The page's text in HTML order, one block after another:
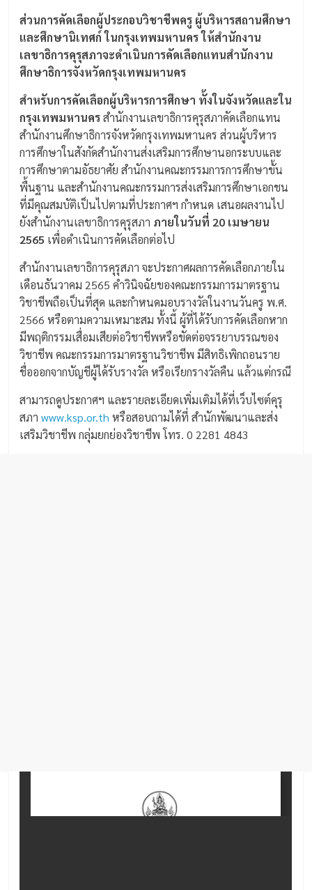
ส่วนการคัดเลือกผู้ประกอบวิชาชีพครู ผู้บริหารสถานศึกษา
และศึกษานิเทศก์ ในกรุงเทพมหานคร ให้สำนักงาน
เลขาธิการคุรุสภาจะดำเนินการคัดเลือกแทนสำนักงาน
ศึกษาธิการจังหวัดกรุงเทพมหานคร
สำหรับการคัดเลือกผู้บริหารการศึกษา ทั้งในจังหวัดและใน
กรุงเทพมหานครสำนักงานเลขาธิการคุรุสภาคัดเลือกแทน
สำนักงานศึกษาธิการจังหวัดกรุงเทพมหานคร ส่วนผู้บริหาร
การศึกษาในสังกัดสำนักงานส่งเสริมการศึกษานอกระบบและ
การศึกษาตามอัธยาศัย สำนักงานคณะกรรมการการศึกษาขั้น
พื้นฐาน และสำนักงานคณะกรรมการส่งเสริมการศึกษาเอกชน
ที่มีคุณสมบัติเป็นไปตามที่ประกาศฯ กำหนด เสนอผลงานไป
ยังสำนักงานเลขาธิการคุรุสภา ภายในวันที่ 20 เมษายน
2565 เพื่อดำเนินการคัดเลือกต่อไป
สำนักงานเลขาธิการคุรุสภา จะประกาศผลการคัดเลือกภายใน
เดือนธันวาคม 2565 คำวินิจฉัยของคณะกรรมการมาตรฐาน
วิชาชีพถือเป็นที่สุด และกำหนดมอบรางวัลในงานวันครู พ.ศ.
2566 หรือตามความเหมาะสม ทั้งนี้ ผู้ที่ได้รับการคัดเลือกหาก
มีพฤติกรรมเสื่อมเสียต่อวิชาชีพหรือขัดต่อจรรยาบรรณของ
วิชาชีพ คณะกรรมการมาตรฐานวิชาชีพ มีสิทธิเพิกถอนราย
ชื่อออกจากบัญชีผู้ได้รับรางวัล หรือเรียกรางวัลคืน แล้วแต่กรณี
สามารถดูประกาศฯ และรายละเอียดเพิ่มเติมได้ที่เว็บไซต์คุรุ
สภาwww.ksp.or.th หรือสอบถามได้ที่ สำนักพัฒนาและส่ง
เสริมวิชาชีพ กลุ่มยกย่องวิชาชีพ โทร. 0 2281 4843